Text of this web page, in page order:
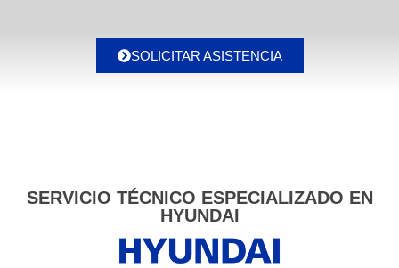
SOLICITAR ASISTENCIA
SERVICIO TÉCNICO ESPECIALIZADO EN
HYUNDAI